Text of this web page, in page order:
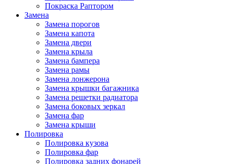
Покраска Раптором
Замена
Замена порогов
Замена капота
Замена двери
Замена крыла
Замена бампера
Замена рамы
Замена лонжерона
Замена крышки багажника
Замена решетки радиатора
Замена боковых зеркал
Замена фар
Замена крыши
Полировка
Полировка кузова
Полировка фар
Полировка задних фонарей